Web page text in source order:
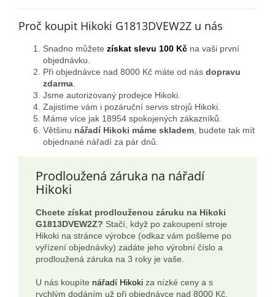
Proč koupit Hikoki G1813DVEW2Z u nás
Snadno můžete získat slevu 100 Kč na vaši první
objednávku.
Při objednávce nad 8000 Kč máte od nás dopravu
zdarma
Jsme autorizovaný prodejce Hikoki.
Zajistíme vám i pozáruční servis strojů Hikoki.
Máme více jak 18954 spokojených zákazníků.
Většinu nářadí Hikoki máme skladem , budete tak mít
objednané nářadí za pár dnů.
Prodloužená záruka na nářadí
Hikoki
Chcete získat prodlouženou záruku na Hikoki
G1813DVEW2Z? Stačí, když po zakoupení stroje
Hikoki na stránce výrobce (odkaz vám pošleme po
vyřízení objednávky) zadáte jeho výrobní číslo a
prodloužená záruka na 3 roky je vaše.
U nás koupíte nářadí Hikoki za nízké ceny a s
rychlým dodáním už při objednávce nad 8000 Kč.